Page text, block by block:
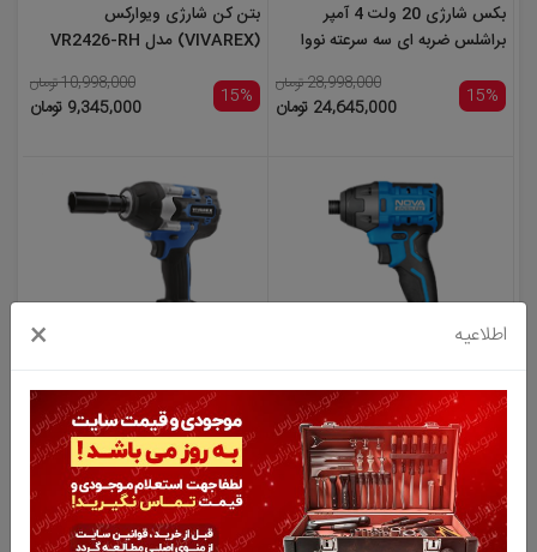
بکس شارژی 20 ولت 4 آمپر
براشلس ضربه ای سه سرعته نووا
15%
28,998,000 تومان
24,645,000 تومان
بتن کن شارژی ویوارکس
(VIVAREX) مدل VR2426-RH
15% 10,998,000 تومان
9,345,000 تومان
پیچ گوشتی شارژی 20 ولت
براشلس ضربه ای سه سرعته نووا
مدل 7730
15%
21,598,000 تومان
18,355,000 تومان
بکس شارژی 20 ولت 4 آمپر
براشلس ویوارکس (VIVAREX)
مدل VR2450-IW
9,994,000 تومان
اطلاعیه ×